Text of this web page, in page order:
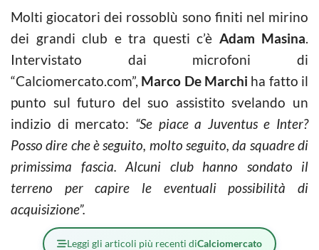
Molti giocatori dei rossoblù sono finiti nel mirino
dei grandi club e tra questi c’è Adam Masina.
Intervistato dai microfoni di
“Calciomercato.com”, Marco De Marchi ha fatto il
punto sul futuro del suo assistito svelando un
indizio di mercato: “Se piace a Juventus e Inter?
Posso dire che è seguito, molto seguito, da squadre di
primissima fascia. Alcuni club hanno sondato il
terreno per capire le eventuali possibilità di
acquisizione”.
Leggi gli articoli più recenti diCalciomercato